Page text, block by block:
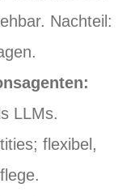
Nachteil:
LLMs.
flexibel,